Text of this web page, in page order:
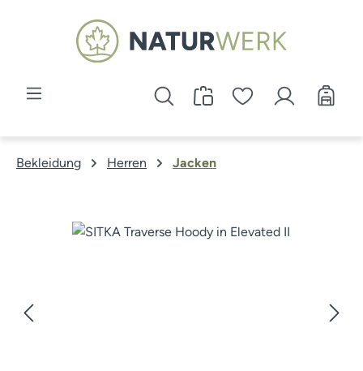
Zum Hauptinhalt springen
Bekleidung Herren Jacken
Bildergalerie überspringen